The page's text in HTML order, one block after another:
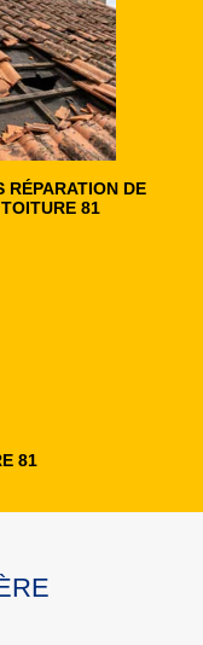
RÉPARATION DE
TOITURE 81
81